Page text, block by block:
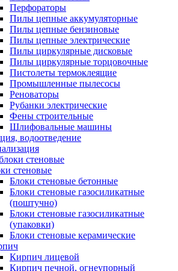
Перфораторы
Пилы цепные аккумуляторные
Пилы цепные бензиновые
Пилы цепные электрические
Пилы циркулярные дисковые
Пилы циркулярные торцовочные
Пистолеты термоклеящие
Промышленные пылесосы
Реноваторы
Рубанки электрические
Фены строительные
Шлифовальные машины
водоотведение
стеновые
стеновые
Блоки стеновые бетонные
Блоки стеновые газосиликатные
(поштучно)
Блоки стеновые газосиликатные
(упаковки)
Блоки стеновые керамические
Кирпич лицевой
Кирпич печной, огнеупорный